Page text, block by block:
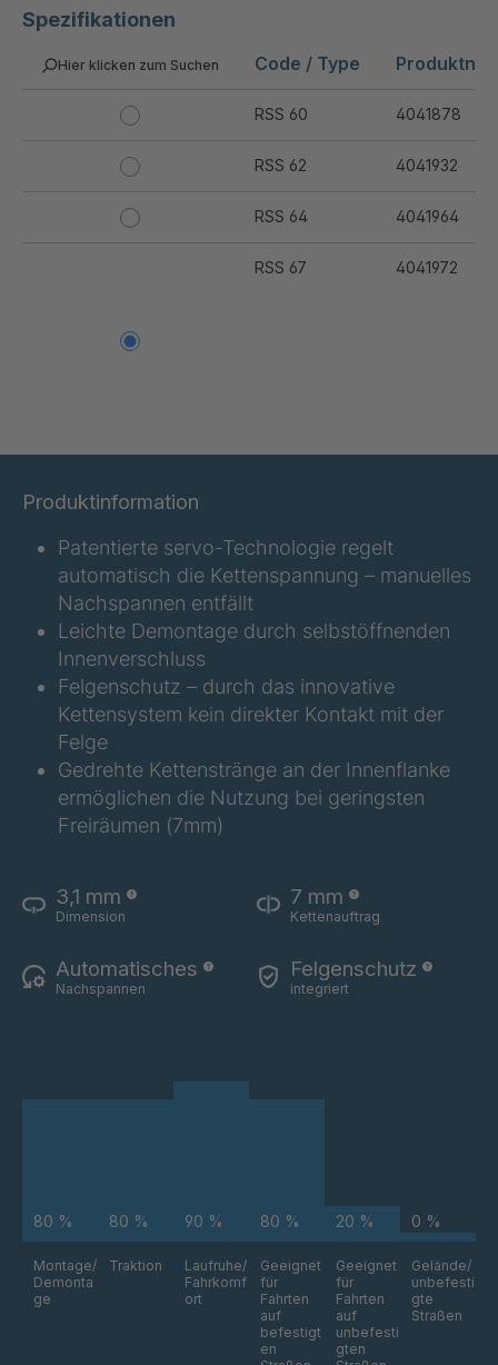
Spezifikationen
Hier klicken zum Suchen Code / Type
RSS 60 4041878
RSS 62 4041932
RSS 64 4041964
RSS 67 4041972
4042016
RSS 76 4042098
RSS 77 4042109
Produktinformation
Patentierte servo-Technologie regelt
automatisch die Kettenspannung – manuelles
Nachspannen entfällt
Leichte Demontage durch selbstöffnenden
Innenverschluss
Felgenschutz – durch das innovative
Kettensystem kein direkter Kontakt mit der
Felge
Gedrehte Kettenstränge an der Innenflanke
ermöglichen die Nutzung bei geringsten
Freiräumen (7mm)
3,1 mm
Dimension
7 mm
Kettenauftrag
Automatisches
Nachspannen
Felgenschutz
integriert
80 %
Montage/
Demonta
ge
80 %
Traktion
90 %
Laufruhe/
Fahrkomf
ort
80 %
Geeignet
für
Fahrten
auf
befestigt
en
20 %
Geeignet
für
Fahrten
auf
unbefesti
gten
0 %
Gelände/
unbefesti
gte
Straßen